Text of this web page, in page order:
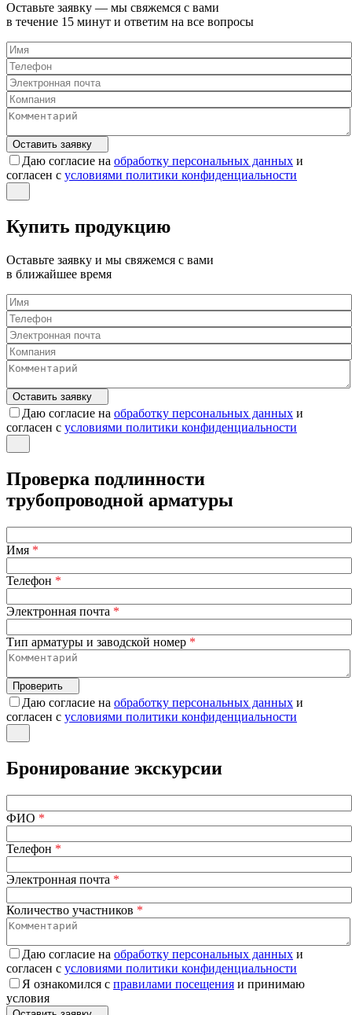
Оставьте заявку — мы свяжемся с вами
в течение 15 минут и ответим на все вопросы
Оставить заявку
Даю согласие на обработку персональных данных и
согласен с условиями политики конфиденциальности
Купить продукцию
Оставьте заявку и мы свяжемся с вами
в ближайшее время
Оставить заявку
Даю согласие на обработку персональных данных и
согласен с условиями политики конфиденциальности
Проверка подлинности
трубопроводной арматуры
Имя *
Телефон *
Электронная почта *
Тип арматуры и заводской номер *
Проверить
Даю согласие на обработку персональных данных и
согласен с условиями политики конфиденциальности
Бронирование экскурсии
ФИО *
Телефон *
Электронная почта *
Количество участников *
Даю согласие на обработку персональных данных и
согласен с условиями политики конфиденциальности
Я ознакомился с правилами посещения и принимаю
условия